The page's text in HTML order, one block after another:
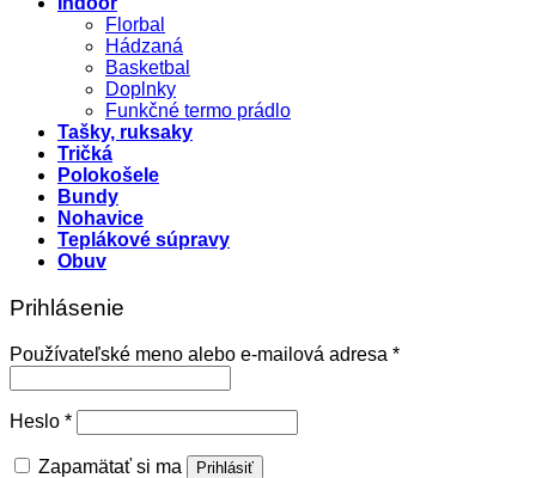
Florbal
Hádzaná
Basketbal
Doplnky
Funkčné termo prádlo
Tašky, ruksaky
Tričká
Polokošele
Bundy
Nohavice
Teplákové súpravy
Obuv
Prihlásenie
Používateľské meno alebo e-mailová adresa *Povinné
Heslo *Povinné
Zapamätať si ma Prihlásiť